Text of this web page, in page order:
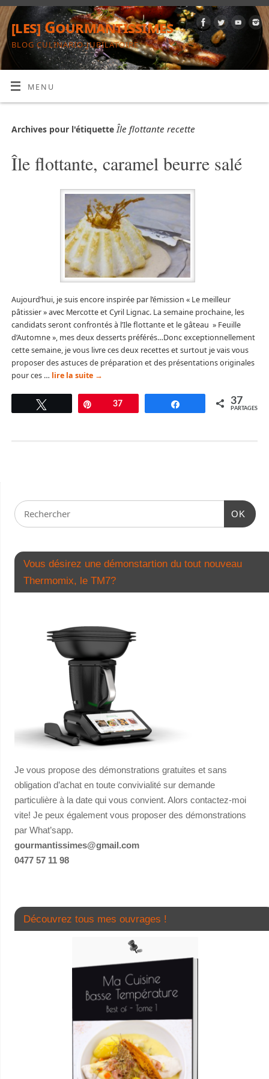
[les] Gourmantissimes
BLOG CULINARIO-JUBILATOIRE
MENU
Archives pour l'étiquetteÎle flottante recette
Île flottante, caramel beurre salé
Aujourd’hui, je suis encore inspirée par l’émission « Le meilleur
pâtissier » avec Mercotte et Cyril Lignac. La semaine prochaine, les
candidats seront confrontés à l’Ile flottante et le gâteau » Feuille
d’Automne », mes deux desserts préférés…Donc exceptionnellement
cette semaine, je vous livre ces deux recettes et surtout je vais vous
proposer des astuces de préparation et des présentations originales
pour ces … lire la suite →
Tweetez Épingle
37 Partagez 37
PARTAGES
OK
Vous désirez une démonstartion du tout nouveau
Thermomix, le TM7?
Je vous propose des démonstrations gratuites et sans
obligation d’achat en toute convivialité sur demande
particulière à la date qui vous convient. Alors contactez-moi
vite! Je peux également vous proposer des démonstrations
par What’sapp.
gourmantissimes@gmail.com
0477 57 11 98
Découvrez tous mes ouvrages !